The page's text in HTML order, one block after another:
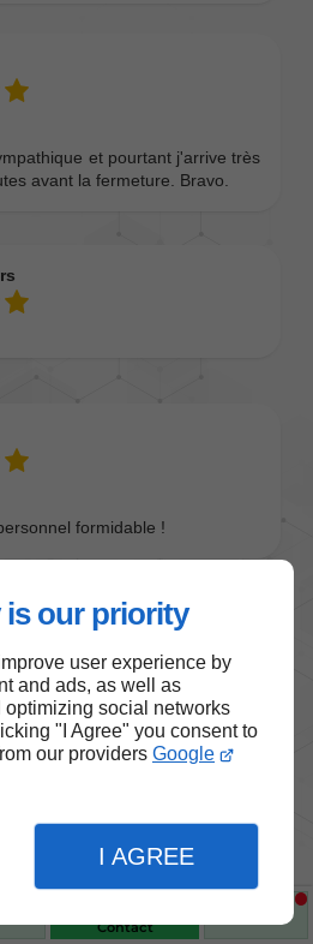
is our priority
user experience by
and ads, as well as
social networks
"I Agree" you consent to
our providers Google
I AGREE
Contact
de santé et de